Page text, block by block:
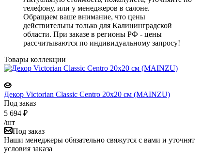
телефону, или у менеджеров в салоне.
Обращаем ваше внимание, что цены
действительны только для Калининградской
области. При заказе в регионы РФ - цены
рассчитываются по индивидуальному запросу!
Товары коллекции
Декор Victorian Classic Centro 20x20 см (MAINZU)
Под заказ
5 694 ₽
/шт
Под заказ
Наши менеджеры обязательно свяжутся с вами и уточнят
условия заказа